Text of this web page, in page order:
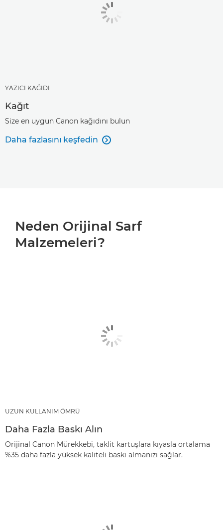
YAZICI KAĞIDI
Kağıt
Size en uygun Canon kağıdını bulun
Daha fazlasını keşfedin 
Neden Orijinal Sarf
Malzemeleri?
UZUN KULLANIM ÖMRÜ
Daha Fazla Baskı Alın
Orijinal Canon Mürekkebi, taklit kartuşlara kıyasla ortalama
%35 daha fazla yüksek kaliteli baskı almanızı sağlar.